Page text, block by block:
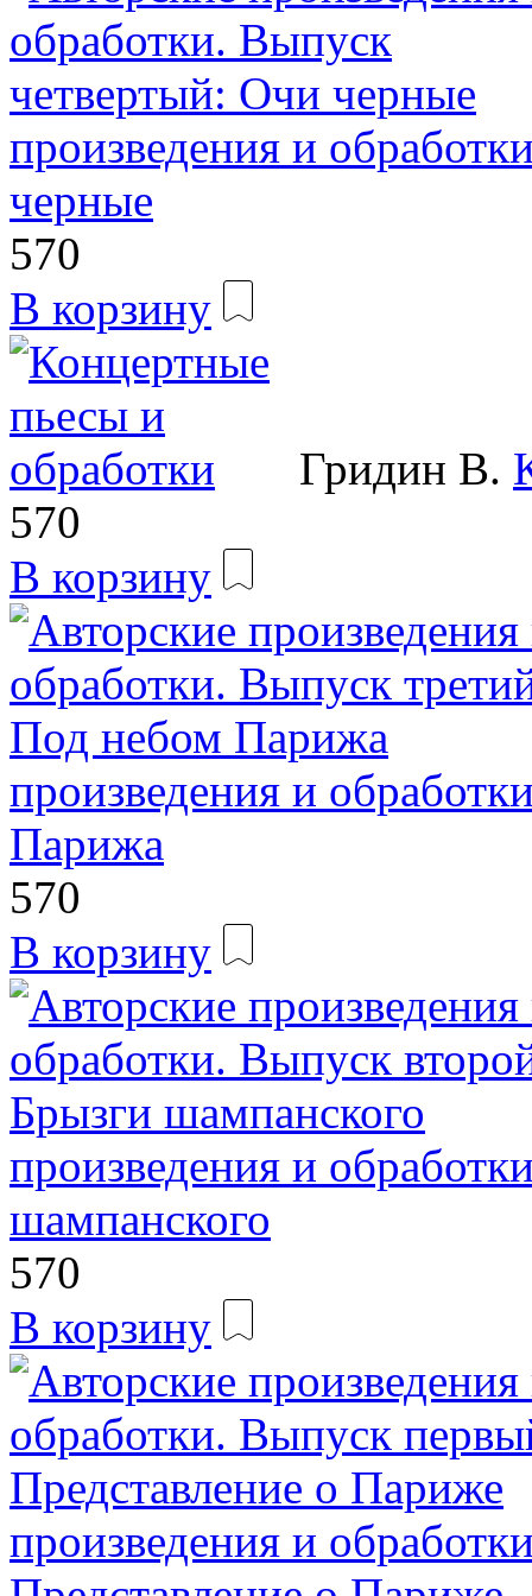
произведения и
черные
570
В корзину
Гридин В.
570
В корзину
произведения и
Парижа
570
В корзину
произведения и
шампанского
570
В корзину
произведения и